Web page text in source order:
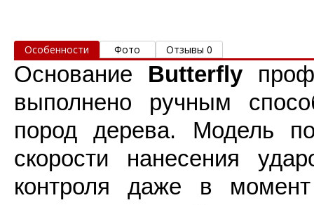
Особенности Фото Отзывы 0
Основание Butterfly
выполнено ручным
пород дерева. Модель
скорости нанесения
контроля даже в